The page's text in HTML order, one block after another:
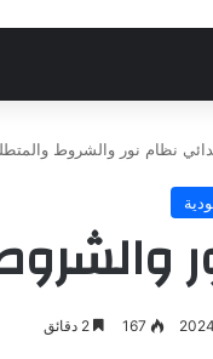
نظام نور والشروط
167